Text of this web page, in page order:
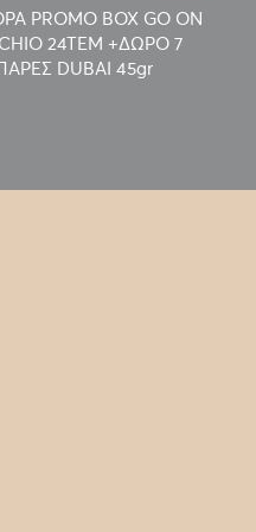
PROMO BOX GO ON
24TEM +ΔΩΡΟ 7
DUBAI 45gr